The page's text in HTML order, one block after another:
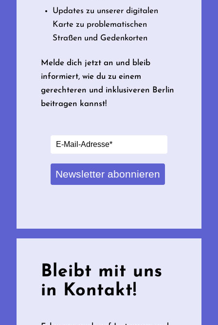
Updates zu unserer digitalen
Karte zu problematischen
Straßen und Gedenkorten
Melde dich jetzt an und bleib
informiert, wie du zu einem
gerechteren und inklusiveren Berlin
beitragen kannst!
Newsletter abonnieren
Bleibt mit uns
in Kontakt!